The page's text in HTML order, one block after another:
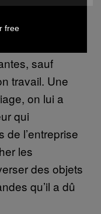
est roi.
aux
sauf
travail. Une
on lui a
qui
de l’entreprise
les
des objets
qu’il a dû
free